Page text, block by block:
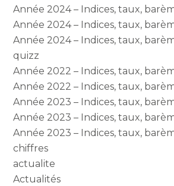
Année 2024 – Indices, taux,
Année 2024 – Indices, taux,
Année 2024 – Indices, taux,
quizz
Année 2022 – Indices, taux,
Année 2022 – Indices, taux,
Année 2023 – Indices, taux,
Année 2023 – Indices, taux,
Année 2023 – Indices, taux,
chiffres
actualite
Actualités